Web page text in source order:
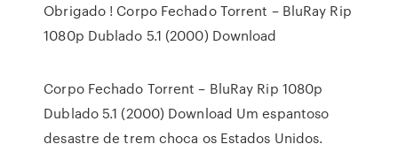
Obrigado ! Corpo Fechado Torrent – BluRay Rip
1080p Dublado 5.1 (2000) Download
Corpo Fechado Torrent – BluRay Rip 1080p
Dublado 5.1 (2000) Download Um espantoso
desastre de trem choca os Estados Unidos.